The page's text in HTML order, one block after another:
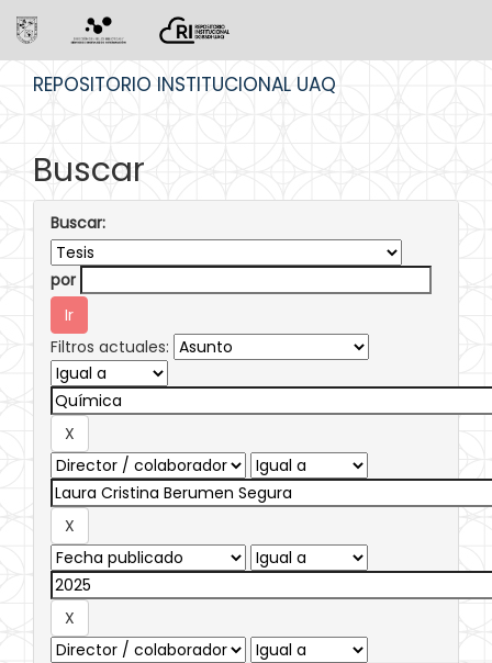
REPOSITORIO INSTITUCIONAL UAQ
Buscar
Buscar:
por
Filtros actuales: